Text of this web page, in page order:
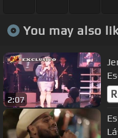
You may also
2:07